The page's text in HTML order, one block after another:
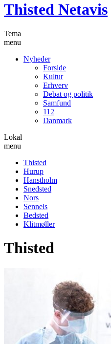
Thisted Netavis
Tema
menu
Nyheder
Forside
Kultur
Erhverv
Debat og politik
Samfund
112
Danmark
Lokal
menu
Thisted
Hurup
Hanstholm
Snedsted
Nors
Sennels
Bedsted
Klitmøller
Thisted